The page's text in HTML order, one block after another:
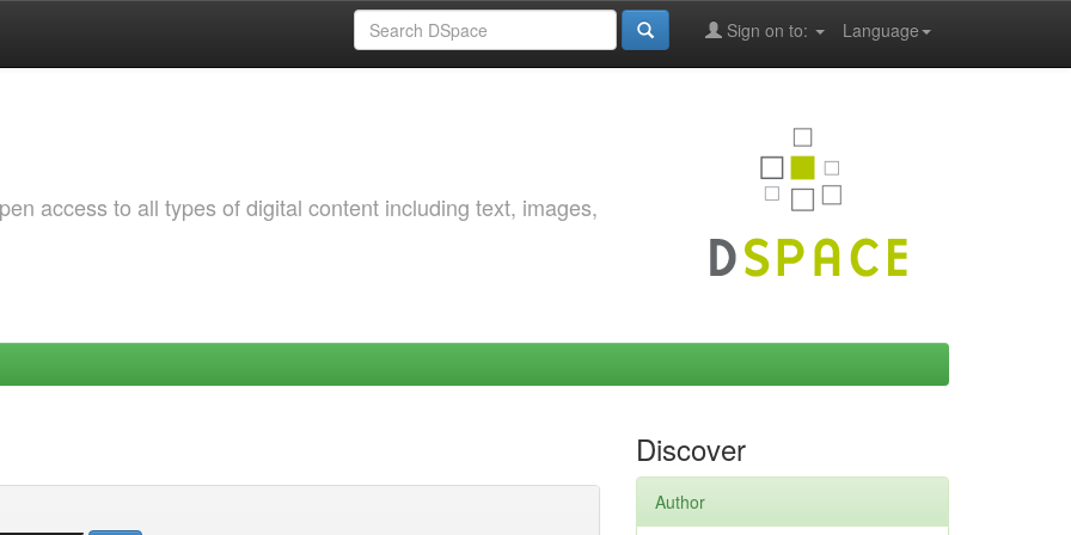
Language
Sign on to:
access to all types of digital content including text, images,
Discover
Author